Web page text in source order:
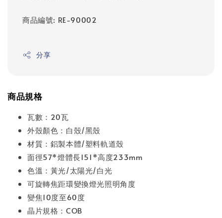
商品編號: RE-90002
分享
商品規格
瓦數：20瓦
外殼顏色：白殼/黑殼
材質：鋁製本體/塑料軌道殼
面徑57*燈體長151*高度233mm
色溫：黃光/太陽光/白光
可旋轉焦距環變換燈光照明角度
變焦10度至60度
晶片規格：COB